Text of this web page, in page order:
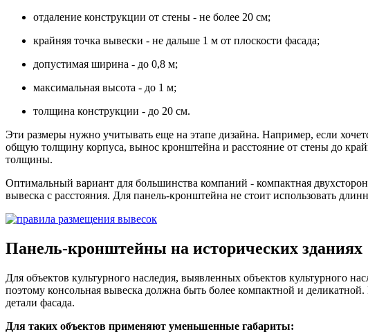
отдаление конструкции от стены - не более 20 см;
крайняя точка вывески - не дальше 1 м от плоскости фасада;
допустимая ширина - до 0,8 м;
максимальная высота - до 1 м;
толщина конструкции - до 20 см.
Эти размеры нужно учитывать еще на этапе дизайна. Например, если
общую толщину корпуса, вынос кронштейна и расстояние от стены до
толщины.
Оптимальный вариант для большинства компаний - компактная
вывеска с расстояния. Для панель-кронштейна не стоит использовать
Панель-кронштейны на исторических зданиях
Для объектов культурного наследия, выявленных объектов культурного
поэтому консольная вывеска должна быть более компактной и
детали фасада.
Для таких объектов применяют уменьшенные габариты: